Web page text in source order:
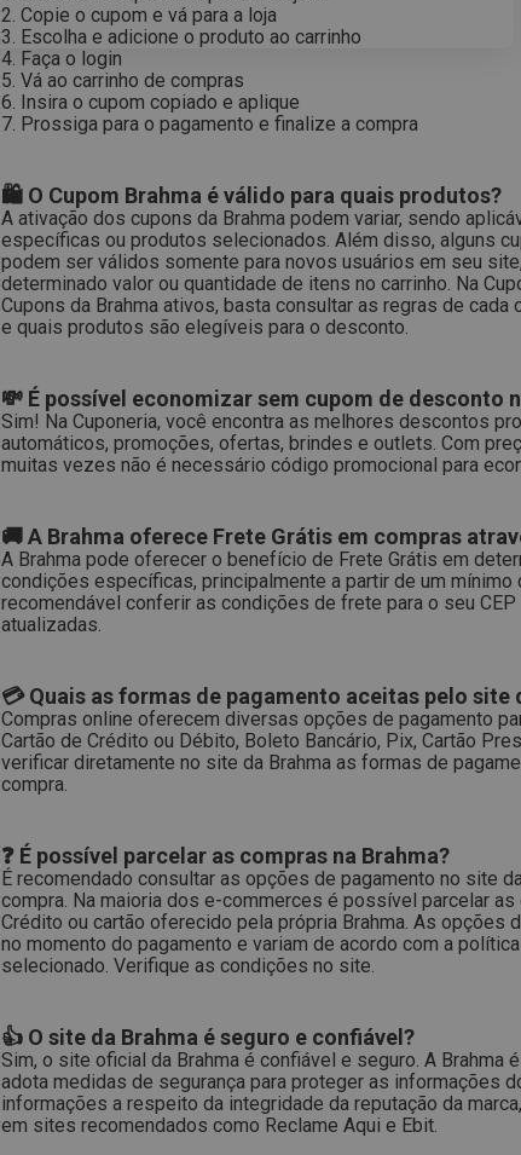
2. Copie o cupom e vá para a loja
3. Escolha e adicione o produto ao carrinho
4. Faça o login
5. Vá ao carrinho de compras
6. Insira o cupom copiado e aplique
7. Prossiga para o pagamento e finalize a compra
🛍 O Cupom Brahma é válido para quais produtos?
A ativação dos cupons da Brahma podem variar, sendo
específicas ou produtos selecionados. Além disso, alguns
podem ser válidos somente para novos usuários em seu
determinado valor ou quantidade de itens no carrinho. Na
Cupons da Brahma ativos, basta consultar as regras de
e quais produtos são elegíveis para o desconto.
💸 É possível economizar sem cupom de desconto
Sim! Na Cuponeria, você encontra as melhores descontos
automáticos, promoções, ofertas, brindes e outlets. Com
muitas vezes não é necessário código promocional para
🚚 A Brahma oferece Frete Grátis em compras
A Brahma pode oferecer o benefício de Frete Grátis em
condições específicas, principalmente a partir de um mínimo
recomendável conferir as condições de frete para o seu
atualizadas.
💳 Quais as formas de pagamento aceitas pelo site
Compras online oferecem diversas opções de pagamento
Cartão de Crédito ou Débito, Boleto Bancário, Pix, Cartão
verificar diretamente no site da Brahma as formas de
compra.
❓ É possível parcelar as compras na Brahma?
É recomendado consultar as opções de pagamento no site
compra. Na maioria dos e-commerces é possível parcelar
Crédito ou cartão oferecido pela própria Brahma. As opções
no momento do pagamento e variam de acordo com a
selecionado. Verifique as condições no site.
👍 O site da Brahma é seguro e confiável?
Sim, o site oficial da Brahma é confiável e seguro. A Brahma
adota medidas de segurança para proteger as informações
informações a respeito da integridade da reputação da
em sites recomendados como Reclame Aqui e Ebit.